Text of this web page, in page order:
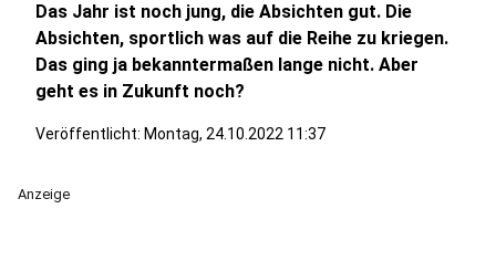
Das Jahr ist noch jung, die Absichten gut. Die
Absichten, sportlich was auf die Reihe zu kriegen.
Das ging ja bekanntermaßen lange nicht. Aber
geht es in Zukunft noch?
Veröffentlicht: Montag, 24.10.2022 11:37
Anzeige